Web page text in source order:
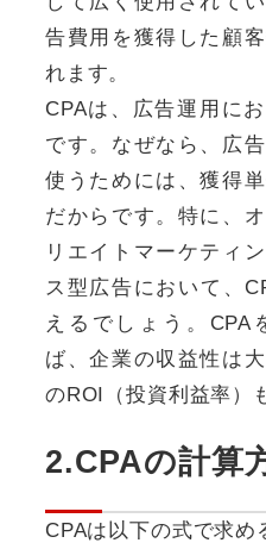
告費用を獲得した顧
れます。
CPAは、広告運用に
です。なぜなら、広
使うためには、獲得
だからです。特に、
リエイトマーケティ
ス型広告において、
えるでしょう。CPA
ば、企業の収益性は
のROI（投資利益率）
2.CPAの計算
CPAは以下の式で求め